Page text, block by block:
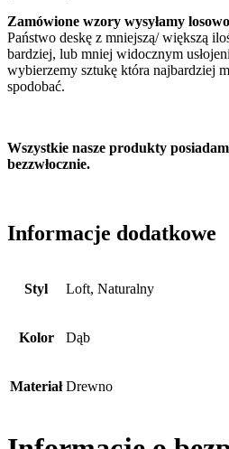
Zamówione wzory wysyłamy losowo
Państwo deskę z mniejszą/ większą
bardziej, lub mniej widocznym
wybierzemy sztukę która najbardziej
spodobać.
Wszystkie nasze produkty
bezzwłocznie.
Informacje dodatkowe
Styl Loft, Naturalny
Kolor Dąb
Materiał Drewno